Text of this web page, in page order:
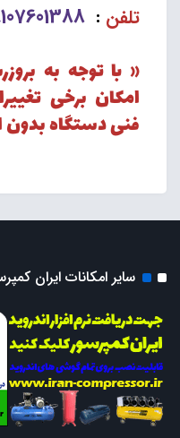
تلفن :
« با توجه به
امکان برخی
فنی دستگاه بدون
سایر امکانات ایران